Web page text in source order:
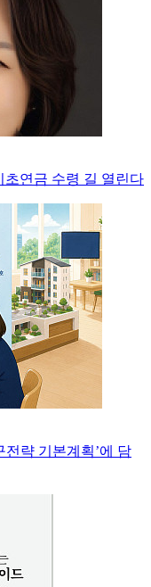
초연금 수령 길 열린다
전략 기본계획’에 담